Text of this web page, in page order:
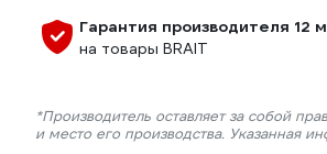
Гарантия производителя 12
на товары BRAIT
*Производитель оставляет за собой
и место его производства. Указанная